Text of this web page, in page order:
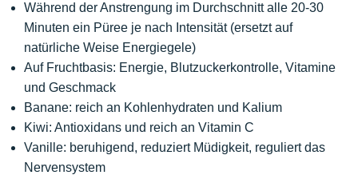
Während der Anstrengung im Durchschnitt alle 20-30
Minuten ein Püree je nach Intensität (ersetzt auf
natürliche Weise Energiegele)
Auf Fruchtbasis: Energie, Blutzuckerkontrolle, Vitamine
und Geschmack
Banane: reich an Kohlenhydraten und Kalium
Kiwi: Antioxidans und reich an Vitamin C
Vanille: beruhigend, reduziert Müdigkeit, reguliert das
Nervensystem